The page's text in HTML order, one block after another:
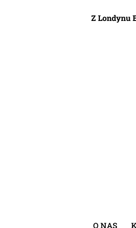
Z Londynu
O NAS